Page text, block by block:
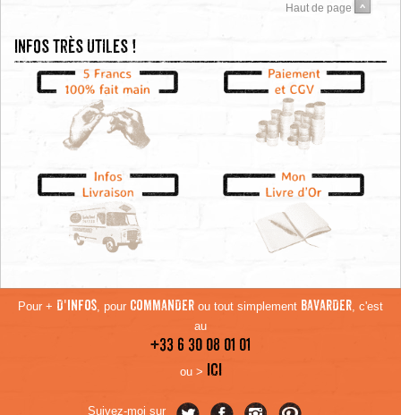
Haut de page
Infos très utiles !
Pour + D'INFOS, pour COMMANDER ou tout simplement BAVARDER, c'est
au
+33 6 30 08 01 01
ou > ICI
Suivez-moi sur